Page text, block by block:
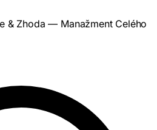
& Zhoda — Manažment Celého